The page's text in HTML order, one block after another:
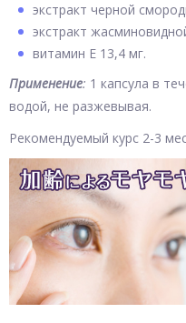
экстракт черной
экстракт
витамин Е 13,4 мг.
Применение: 1 капсула в
водой, не разжевывая.
Рекомендуемый курс 2-3